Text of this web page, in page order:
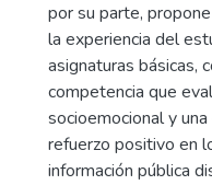
por su parte,
la experiencia del
asignaturas básicas,
competencia que
socioemocional y
refuerzo positivo en
información pública